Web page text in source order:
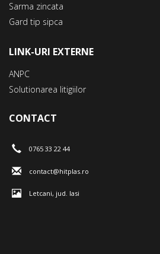
Sarma zincata
Gard tip sipca
LINK-URI EXTERNE
ANPC
Solutionarea litigiilor
CONTACT
0765 33 22 44
contact@hitplas.ro
Letcani, jud. Iasi